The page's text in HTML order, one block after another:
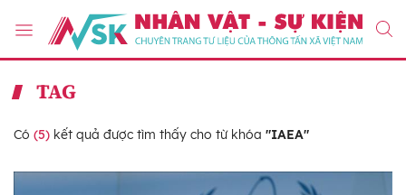
TAG
Có (5) kết quả được tìm thấy cho từ khóa "IAEA"